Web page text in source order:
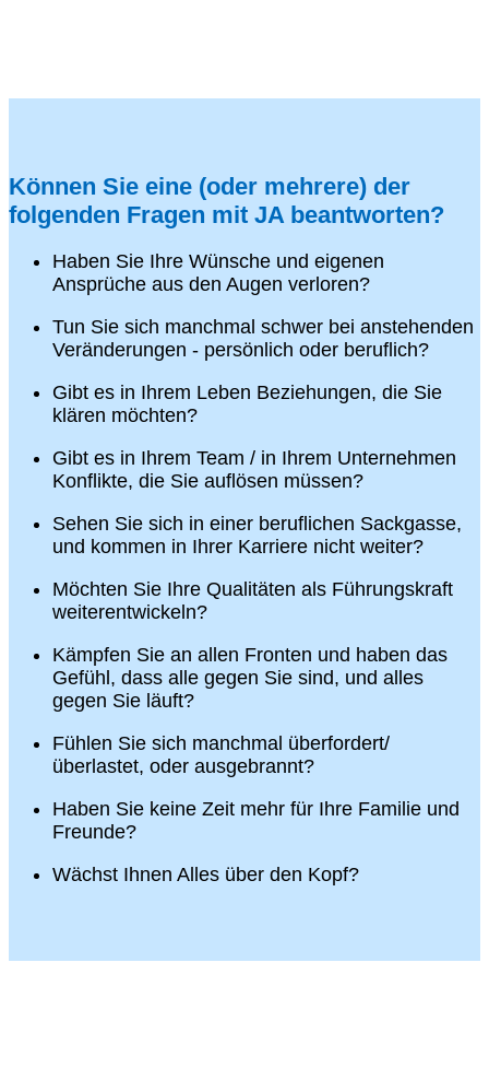
Können Sie eine (oder mehrere) der
folgenden Fragen mit JA beantworten?
Haben Sie Ihre Wünsche und eigenen
Ansprüche aus den Augen verloren?
Tun Sie sich manchmal schwer bei anstehenden
Veränderungen - persönlich oder beruflich?
Gibt es in Ihrem Leben Beziehungen, die Sie
klären möchten?
Gibt es in Ihrem Team / in Ihrem Unternehmen
Konflikte, die Sie auflösen müssen?
Sehen Sie sich in einer beruflichen Sackgasse,
und kommen in Ihrer Karriere nicht weiter?
Möchten Sie Ihre Qualitäten als Führungskraft
weiterentwickeln?
Kämpfen Sie an allen Fronten und haben das
Gefühl, dass alle gegen Sie sind, und alles
gegen Sie läuft?
Fühlen Sie sich manchmal überfordert/
überlastet, oder ausgebrannt?
Haben Sie keine Zeit mehr für Ihre Familie und
Freunde?
Wächst Ihnen Alles über den Kopf?